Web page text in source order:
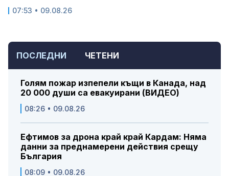
ПОСЛЕДНИ ЧЕТЕНИ
Голям пожар изпепели къщи в Канада, над
20 000 души са евакуирани (ВИДЕО)
08:26 • 09.08.26
Ефтимов за дрона край край Кардам: Няма
данни за преднамерени действия срещу
България
08:09 • 09.08.26
07:53 • 09.08.26